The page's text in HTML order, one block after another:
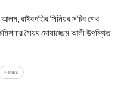
আলম, রাষ্ট্রপতির সিনিয়র সচিব শেখ
সৈয়দ মোয়াজ্জেম আলী উপস্থিত
সহায়তা